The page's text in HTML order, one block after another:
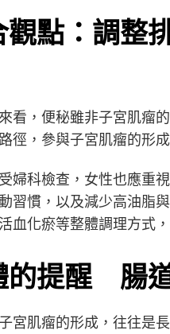
觀點：調整
看，便秘雖非子宮肌瘤
徑，參與子宮肌瘤的形
婦科檢查，女性也應重
習慣，以及減少高油脂
血化瘀等整體調理方式
的提醒 腸
宮肌瘤的形成，往往是